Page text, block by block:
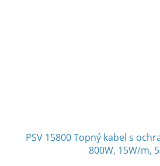
PSV 15800 Topný kabel s
800W, 15W/m,